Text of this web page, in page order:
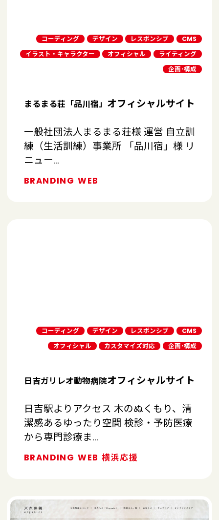
コーディング デザイン レスポンシブ
CMS
イラスト・キャラクター
オフィシャル
ライティング
企画･構成
まるまる荘「品川宿」 オフィシャルサイト
一般社団法人まるまる荘様 運営 自立訓
練（生活訓練）事業所 「品川宿」様 リ
ニュー…
BRANDING WEB
コーディング デザイン レスポンシブ
CMS
オフィシャル
カスタマイズ対応 企画･構成
日吉ガリレオ動物病院オフィシャルサイト
日吉駅よりアクセス 木のぬくもり、清
潔感あるゆったり空間 検診・予防医療
から専門診療ま…
BRANDING WEB 横浜応援